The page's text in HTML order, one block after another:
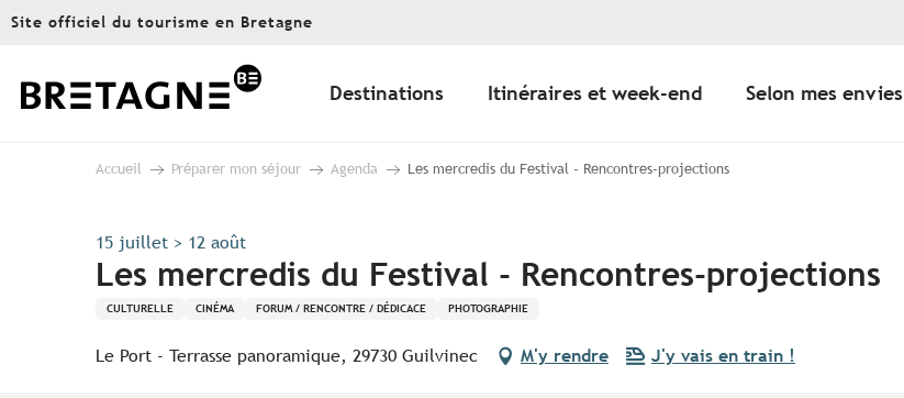
Aller
principal
Site officiel du tourisme en Bretagne
Destinations Itinéraires et week-end Selon mes envies
Accueil Préparer mon séjour Agenda Les mercredis du Festival - Rencontres-projections
15 juillet > 12 août
Les mercredis du Festival - Rencontres-projections
CULTURELLE CINÉMA FORUM / RENCONTRE / DÉDICACE PHOTOGRAPHIE
Le Port - Terrasse panoramique, 29730 Guilvinec M'y rendre J'y vais en train !